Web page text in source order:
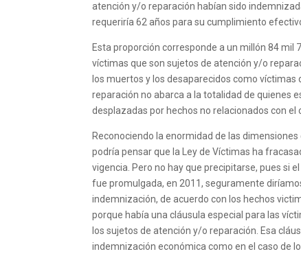
atención y/o reparación habían sido
requeriría 62 años para su cumplimiento
Esta proporción corresponde a un millón 84
víctimas que son sujetos de atención y/o
los muertos y los desaparecidos como
reparación no abarca a la totalidad de quienes
desplazadas por hechos no relacionados con
Reconociendo la enormidad de las
podría pensar que la Ley de Víctimas ha
vigencia. Pero no hay que precipitarse, pues si
fue promulgada, en 2011, seguramente
indemnización, de acuerdo con los hechos
porque había una cláusula especial para las
los sujetos de atención y/o reparación. Esa
indemnización económica como en el caso de